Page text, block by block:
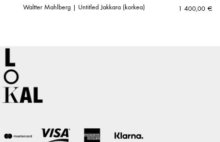
Waltter Mahlberg | Untitled Jakkara (korkea) 1 400,00 €